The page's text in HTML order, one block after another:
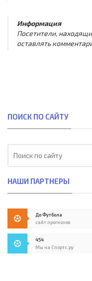
Информация
Посетители,
оставлять
ПОИСК ПО САЙТУ
НАШИ ПАРТНЕРЫ
До Футбола
сайт прогнозов
454
Мы на Спортс.ру